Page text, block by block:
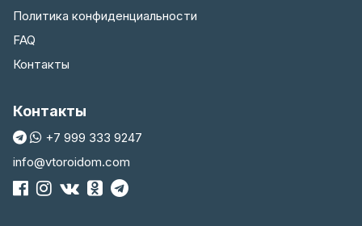
Политика конфиденциальности
FAQ
Контакты
Контакты
+7 999 333 9247
info@vtoroidom.com